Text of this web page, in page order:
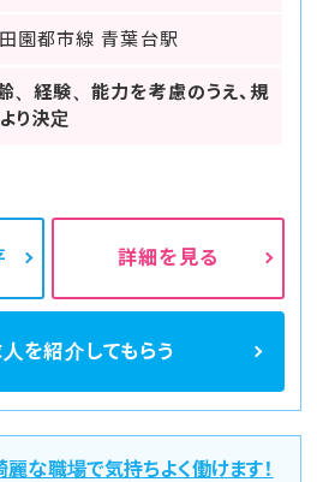
園都市線 青葉台駅
、経験、能力を考慮のうえ、規
り決定
詳細を見る
を紹介してもらう
な職場で気持ちよく働けます！